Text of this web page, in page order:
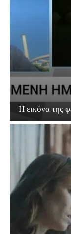
Η εικόνα της